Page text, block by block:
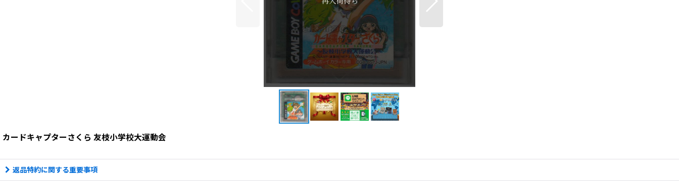
カードキャプターさくら 友枝小学校大運動会
返品特約に関する重要事項